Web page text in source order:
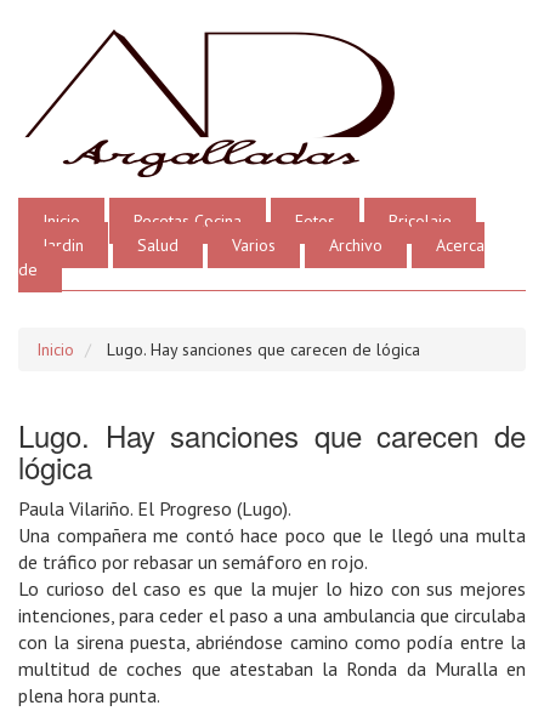
Inicio Recetas Cocina Fotos
Bricolaje
Jardin
Salud Varios Archivo
Acerca
de
Inicio Lugo. Hay sanciones que carecen de lógica
Lugo. Hay sanciones que carecen de
lógica
Paula Vilariño. El Progreso (Lugo).
Una compañera me contó hace poco que le llegó una multa
de tráfico por rebasar un semáforo en rojo.
Lo curioso del caso es que la mujer lo hizo con sus mejores
intenciones, para ceder el paso a una ambulancia que circulaba
con la sirena puesta, abriéndose camino como podía entre la
multitud de coches que atestaban la Ronda da Muralla en
plena hora punta.